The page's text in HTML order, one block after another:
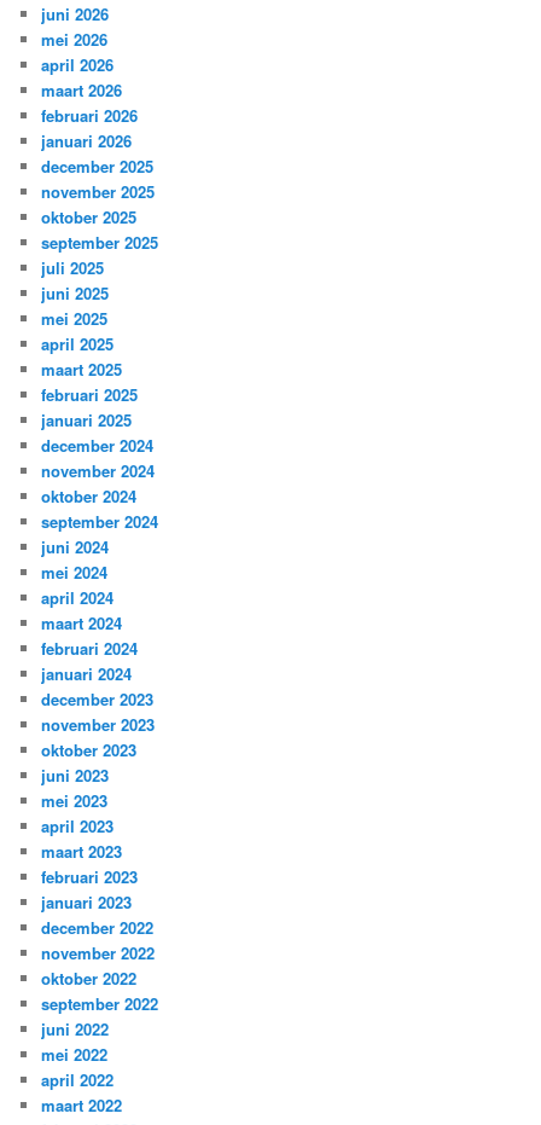
juni 2026
mei 2026
april 2026
maart 2026
februari 2026
januari 2026
december 2025
november 2025
oktober 2025
september 2025
juli 2025
juni 2025
mei 2025
april 2025
maart 2025
februari 2025
januari 2025
december 2024
november 2024
oktober 2024
september 2024
juni 2024
mei 2024
april 2024
maart 2024
februari 2024
januari 2024
december 2023
november 2023
oktober 2023
juni 2023
mei 2023
april 2023
maart 2023
februari 2023
januari 2023
december 2022
november 2022
oktober 2022
september 2022
juni 2022
mei 2022
april 2022
maart 2022